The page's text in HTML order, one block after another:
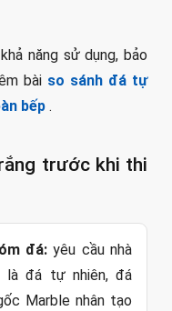
năng sử dụng, bảo
bài so sánh đá tự
bếp .
trước khi thi
đá:yêu cầu nhà
là đá tự nhiên, đá
Marble nhân tạo